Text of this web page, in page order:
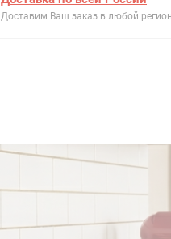
Доставим Ваш заказ в любой